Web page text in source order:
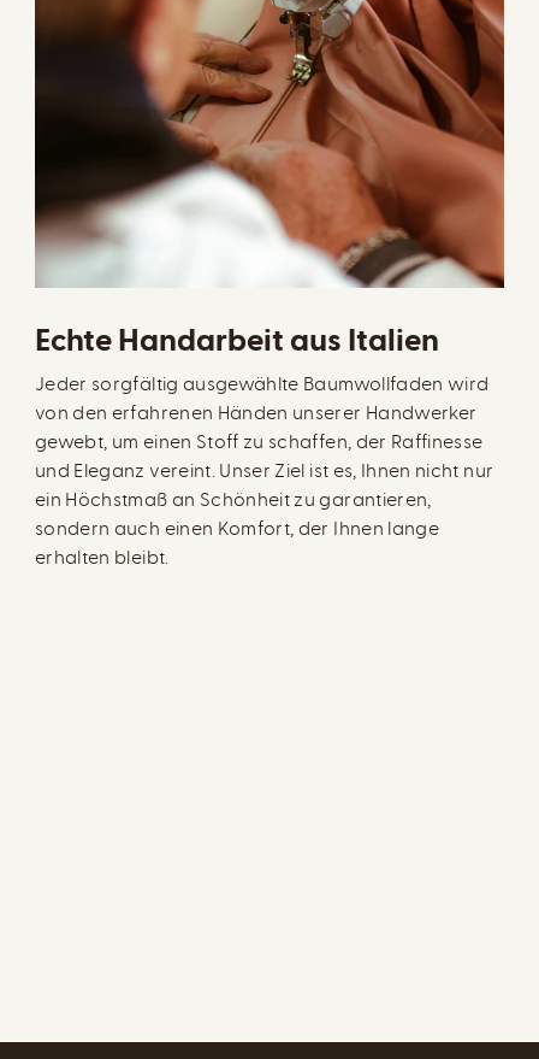
Echte Handarbeit aus Italien
Jeder sorgfältig ausgewählte Baumwollfaden wird
von den erfahrenen Händen unserer Handwerker
gewebt, um einen Stoff zu schaffen, der Raffinesse
und Eleganz vereint. Unser Ziel ist es, Ihnen nicht nur
ein Höchstmaß an Schönheit zu garantieren,
sondern auch einen Komfort, der Ihnen lange
erhalten bleibt.